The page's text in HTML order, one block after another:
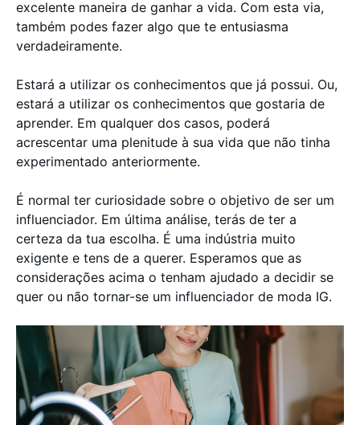
excelente maneira de ganhar a vida. Com esta via,
também podes fazer algo que te entusiasma
verdadeiramente.
Estará a utilizar os conhecimentos que já possui. Ou,
estará a utilizar os conhecimentos que gostaria de
aprender. Em qualquer dos casos, poderá
acrescentar uma plenitude à sua vida que não tinha
experimentado anteriormente.
É normal ter curiosidade sobre o objetivo de ser um
influenciador. Em última análise, terás de ter a
certeza da tua escolha. É uma indústria muito
exigente e tens de a querer. Esperamos que as
considerações acima o tenham ajudado a decidir se
quer ou não tornar-se um influenciador de moda IG.